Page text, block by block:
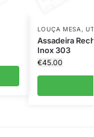
LOUÇA MESA ,
Assadeira
Inox 303
€45.00